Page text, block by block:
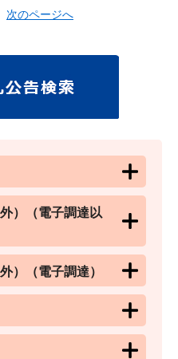
次のページへ
）（電子調達以
）（電子調達）